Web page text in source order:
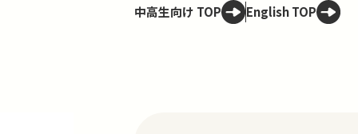
中高生向け TOP English TOP